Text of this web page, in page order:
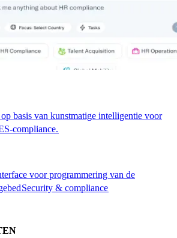
basis van kunstmatige intelligentie voor
compliance.​​
voor programmering van de
Security & compliance​​